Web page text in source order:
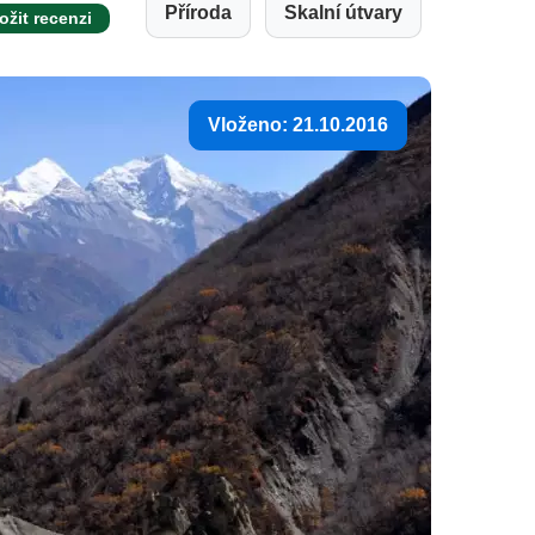
recenzi Příroda Skalní útvary
Vloženo: 21.10.2016